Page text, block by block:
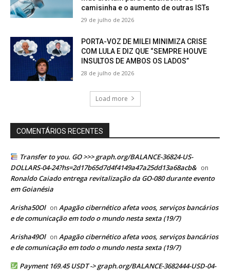
camisinha e o aumento de outras ISTs
29 de julho de 2026
PORTA-VOZ DE MILEI MINIMIZA CRISE
COM LULA E DIZ QUE “SEMPRE HOUVE
INSULTOS DE AMBOS OS LADOS”
28 de julho de 2026
Load more
COMENTÁRIOS RECENTES
Transfer to you. GO >>> graph.org/BALANCE-36824-US-
DOLLARS-04-24?hs=2d17b65d7d4f4149a47a25dd13a68acb& on
Ronaldo Caiado entrega revitalização da GO-080 durante evento
em Goianésia
Arisha50Ol on Apagão cibernético afeta voos, serviços bancários
e de comunicação em todo o mundo nesta sexta (19/7)
Arisha49Ol on Apagão cibernético afeta voos, serviços bancários
e de comunicação em todo o mundo nesta sexta (19/7)
Payment 169.45 USDT -> graph.org/BALANCE-3682444-USD-04-